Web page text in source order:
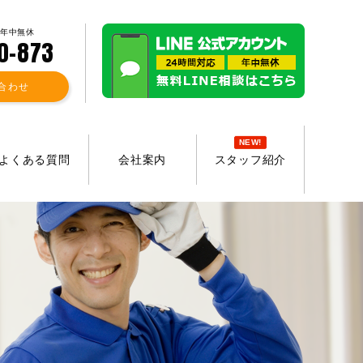
中無休
873
わせ
くある質問 会社案内 スタッフ紹介
NEW!